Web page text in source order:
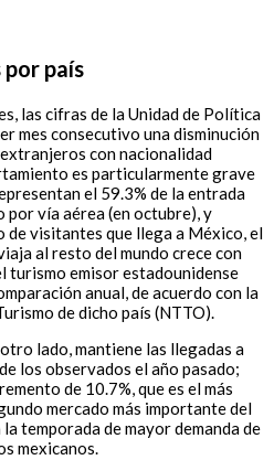
país
las cifras de la Unidad de Política
mes consecutivo una disminución
con nacionalidad
es particularmente grave
el 59.3% de la entrada
vía aérea (en octubre), y
de visitantes que llega a México, el
al resto del mundo crece con
turismo emisor estadounidense
anual, de acuerdo con la
de dicho país (NTTO).
lado, mantiene las llegadas a
los observados el año pasado;
de 10.7%, que es el más
mercado más importante del
temporada de mayor demanda de
mexicanos.